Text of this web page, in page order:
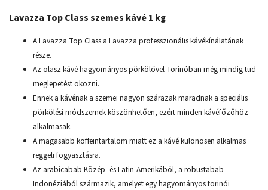
Lavazza Top Class szemes kávé 1 kg
A Lavazza Top Class a Lavazza professzionális kávékínálatának
része.
Az olasz kávé hagyományos pörkölővel Torinóban még mindig tud
meglepetést okozni.
Ennek a kávénak a szemei nagyon szárazak maradnak a speciális
pörkölési módszernek köszönhetően, ezért minden kávéfőzőhöz
alkalmasak.
A magasabb koffeintartalom miatt ez a kávé különösen alkalmas
reggeli fogyasztásra.
Az arabicabab Közép- és Latin-Amerikából, a robustabab
Indonéziából származik, amelyet egy hagyományos torinói